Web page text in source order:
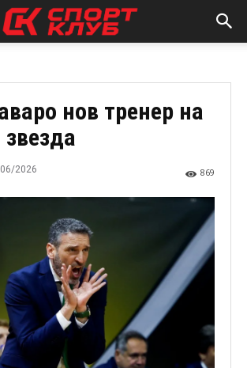
нов тренер на
2026 869